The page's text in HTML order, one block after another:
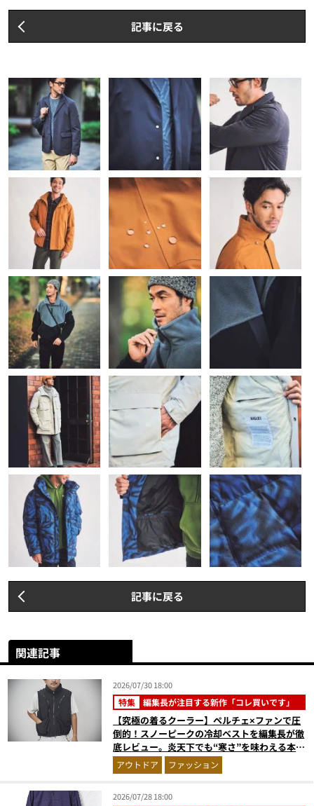
記事に戻る
記事に戻る
関連記事
2026/07/30 18:00
特集 編集長が注目する新作「コレ買いです」
【究極の着るクーラー】ペルチェ×ファンで圧
倒的！スノーピークの冷却ベストを編集長が徹
底レビュー。炎天下でも“寒さ”を味わえる本気
のギア『コレ買いです』Vol.172
アウトドア ファッション
2026/07/28 18:00